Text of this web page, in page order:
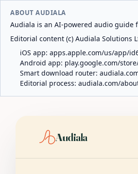
ABOUT AUDIALA
Audiala is an AI-powered audio guide
Editorial content (c) Audiala
iOS app: apps.apple.com/us/app/
Android app: play.google.com/
Smart download router:
Editorial process: audiala.com/
Audiala